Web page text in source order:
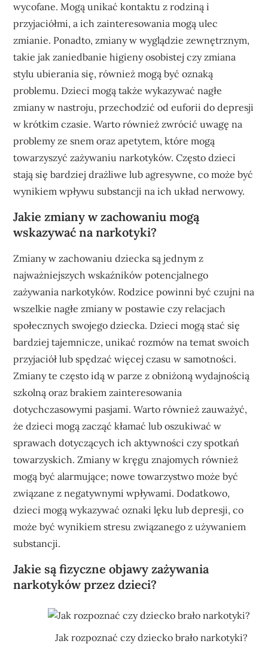
wycofane. Mogą unikać kontaktu z rodziną i
przyjaciółmi, a ich zainteresowania mogą ulec
zmianie. Ponadto, zmiany w wyglądzie zewnętrznym,
takie jak zaniedbanie higieny osobistej czy zmiana
stylu ubierania się, również mogą być oznaką
problemu. Dzieci mogą także wykazywać nagłe
zmiany w nastroju, przechodzić od euforii do depresji
w krótkim czasie. Warto również zwrócić uwagę na
problemy ze snem oraz apetytem, które mogą
towarzyszyć zażywaniu narkotyków. Często dzieci
stają się bardziej drażliwe lub agresywne, co może być
wynikiem wpływu substancji na ich układ nerwowy.
Jakie zmiany w zachowaniu mogą
wskazywać na narkotyki?
Zmiany w zachowaniu dziecka są jednym z
najważniejszych wskaźników potencjalnego
zażywania narkotyków. Rodzice powinni być czujni na
wszelkie nagłe zmiany w postawie czy relacjach
społecznych swojego dziecka. Dzieci mogą stać się
bardziej tajemnicze, unikać rozmów na temat swoich
przyjaciół lub spędzać więcej czasu w samotności.
Zmiany te często idą w parze z obniżoną wydajnością
szkolną oraz brakiem zainteresowania
dotychczasowymi pasjami. Warto również zauważyć,
że dzieci mogą zacząć kłamać lub oszukiwać w
sprawach dotyczących ich aktywności czy spotkań
towarzyskich. Zmiany w kręgu znajomych również
mogą być alarmujące; nowe towarzystwo może być
związane z negatywnymi wpływami. Dodatkowo,
dzieci mogą wykazywać oznaki lęku lub depresji, co
może być wynikiem stresu związanego z używaniem
substancji.
Jakie są fizyczne objawy zażywania
narkotyków przez dzieci?
Jak rozpoznać czy dziecko brało narkotyki?